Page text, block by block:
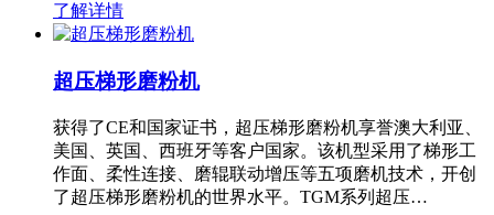
了解详情
超压梯形磨粉机
获得了CE和国家证书，超压梯形磨粉机享誉澳大利亚、
美国、英国、西班牙等客户国家。该机型采用了梯形工
作面、柔性连接、磨辊联动增压等五项磨机技术，开创
了超压梯形磨粉机的世界水平。TGM系列超压…